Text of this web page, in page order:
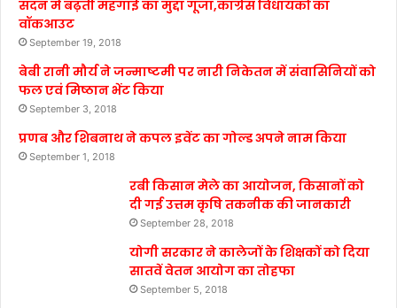
सदन में बढ़ती महंगाई का मुद्दा गूंजा,कांग्रेस विधायकों का
वॉकआउट
September 19, 2018
बेबी रानी मौर्य ने जन्माष्टमी पर नारी निकेतन में संवासिनियों को
फल एवं मिष्ठान भेंट किया
September 3, 2018
प्रणब और शिबनाथ ने कपल इवेंट का गोल्ड अपने नाम किया
September 1, 2018
रबी किसान मेले का आयोजन, किसानों को
दी गई उत्तम कृषि तकनीक की जानकारी
September 28, 2018
योगी सरकार ने कालेजों के शिक्षकों को दिया
सातवें वेतन आयोग का तोहफा
September 5, 2018